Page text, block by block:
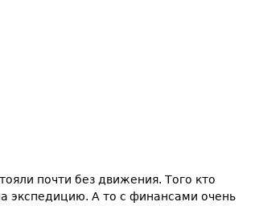
почти без движения. Того кто
экспедицию. А то с финансами очень